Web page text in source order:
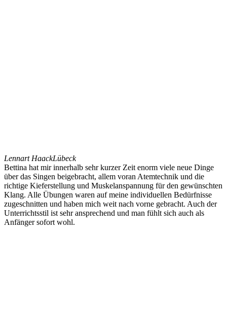
Lennart HaackLübeck
Bettina hat mir innerhalb sehr kurzer Zeit enorm viele neue Dinge
über das Singen beigebracht, allem voran Atemtechnik und die
richtige Kieferstellung und Muskelanspannung für den gewünschten
Klang. Alle Übungen waren auf meine individuellen Bedürfnisse
zugeschnitten und haben mich weit nach vorne gebracht. Auch der
Unterrichtsstil ist sehr ansprechend und man fühlt sich auch als
Anfänger sofort wohl.